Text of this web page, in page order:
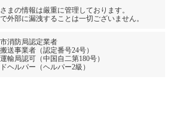
まの情報は厳重に管理しております。
外部に漏洩することは一切ございません。
消防局認定業者
送事業者（認定番号24号）
輸局認可（中国自二第180号）
ヘルパー（ヘルパー2級）